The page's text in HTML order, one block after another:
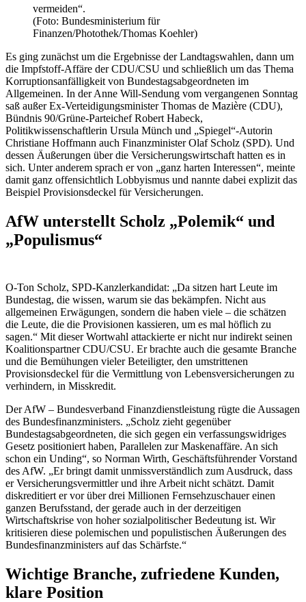
vermeiden“.
(Foto: Bundesministerium für
Finanzen/Photothek/Thomas Koehler)
Es ging zunächst um die Ergebnisse der Landtagswahlen, dann um
die Impfstoff-Affäre der CDU/CSU und schließlich um das Thema
Korruptionsanfälligkeit von Bundestagsabgeordneten im
Allgemeinen. In der Anne Will-Sendung vom vergangenen Sonntag
saß außer Ex-Verteidigungsminister Thomas de Mazière (CDU),
Bündnis 90/Grüne-Parteichef Robert Habeck,
Politikwissenschaftlerin Ursula Münch und „Spiegel“-Autorin
Christiane Hoffmann auch Finanzminister Olaf Scholz (SPD). Und
dessen Äußerungen über die Versicherungswirtschaft hatten es in
sich. Unter anderem sprach er von „ganz harten Interessen“, meinte
damit ganz offensichtlich Lobbyismus und nannte dabei explizit das
Beispiel Provisionsdeckel für Versicherungen.
AfW unterstellt Scholz „Polemik“ und
„Populismus“
O-Ton Scholz, SPD-Kanzlerkandidat: „Da sitzen hart Leute im
Bundestag, die wissen, warum sie das bekämpfen. Nicht aus
allgemeinen Erwägungen, sondern die haben viele – die schätzen
die Leute, die die Provisionen kassieren, um es mal höflich zu
sagen.“ Mit dieser Wortwahl attackierte er nicht nur indirekt seinen
Koalitionspartner CDU/CSU. Er brachte auch die gesamte Branche
und die Bemühungen vieler Beteiligter, den umstrittenen
Provisionsdeckel für die Vermittlung von Lebensversicherungen zu
verhindern, in Misskredit.
Der AfW – Bundesverband Finanzdienstleistung rügte die Aussagen
des Bundesfinanzministers. „Scholz zieht gegenüber
Bundestagsabgeordneten, die sich gegen ein verfassungswidriges
Gesetz positioniert haben, Parallelen zur Maskenaffäre. An sich
schon ein Unding“, so Norman Wirth, Geschäftsführender Vorstand
des AfW. „Er bringt damit unmissverständlich zum Ausdruck, dass
er Versicherungsvermittler und ihre Arbeit nicht schätzt. Damit
diskreditiert er vor über drei Millionen Fernsehzuschauer einen
ganzen Berufsstand, der gerade auch in der derzeitigen
Wirtschaftskrise von hoher sozialpolitischer Bedeutung ist. Wir
kritisieren diese polemischen und populistischen Äußerungen des
Bundesfinanzministers auf das Schärfste.“
Wichtige Branche, zufriedene Kunden,
klare Position